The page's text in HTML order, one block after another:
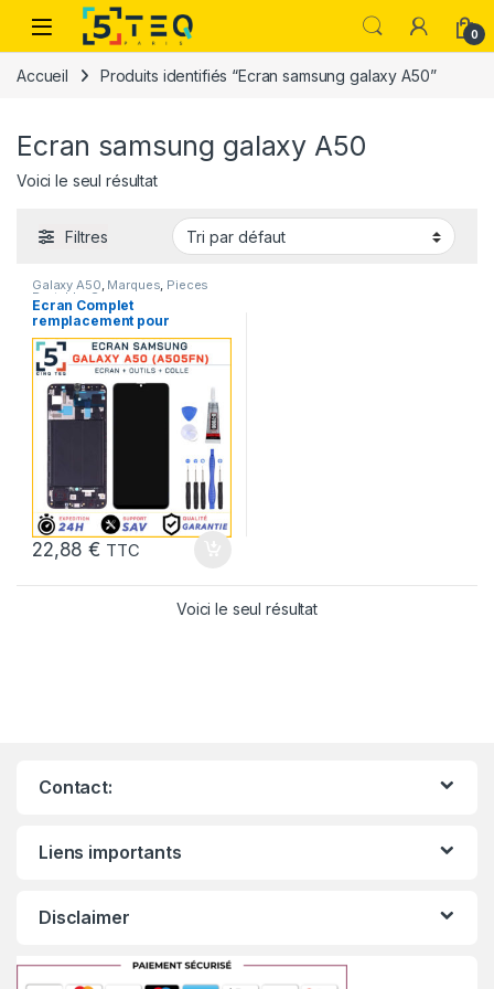
Passer à la navigation
Aller au contenu
0
Accueil Produits identifiés “Ecran samsung galaxy A50”
Ecran samsung galaxy A50
Voici le seul résultat
Filtres
Galaxy A50, Marques, Pieces
Portable, Samsung
Ecran Complet
remplacement pour
Samsung Galaxy A50
A505FN A505F A505A
avec Kit
22,88€ TTC
Voici le seul résultat
Contact:
Liens importants
Disclaimer